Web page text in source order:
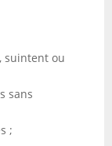
suintent ou
sans
;